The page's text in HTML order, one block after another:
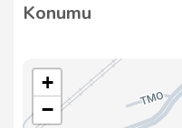
Konumu
+
−